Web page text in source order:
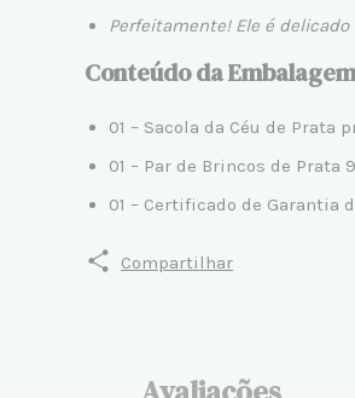
Perfeitamente! Ele é
Conteúdo da
01 – Sacola da Céu de Prata
01 – Par de Brincos de Prata
01 – Certificado de Garantia
Compartilhar